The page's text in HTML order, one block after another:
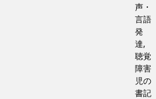
声・
言語
発
達,
聴覚
障害
児の
書記